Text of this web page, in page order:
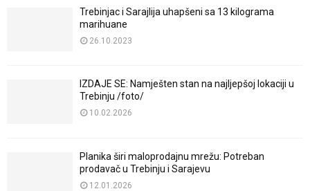
Trebinjac i Sarajlija uhapšeni sa 13 kilograma
marihuane
26.10.2023
IZDAJE SE: Namješten stan na najljepšoj lokaciji u
Trebinju /foto/
10.02.2026
Planika širi maloprodajnu mrežu: Potreban
prodavač u Trebinju i Sarajevu
12.01.2026